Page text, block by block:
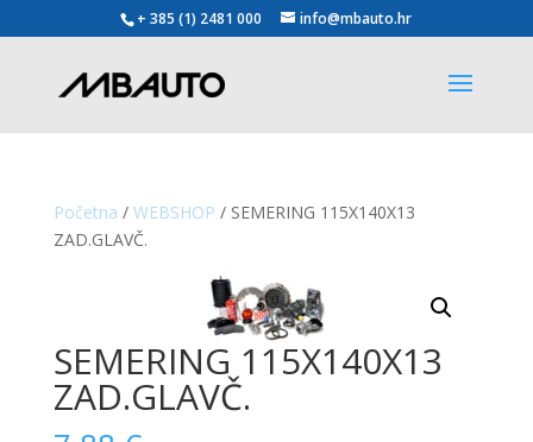
+ 385 (1) 2481 000 info@mbauto.hr
Početna / WEBSHOP / SEMERING 115X140X13
ZAD.GLAVČ.
SEMERING 115X140X13
ZAD.GLAVČ.